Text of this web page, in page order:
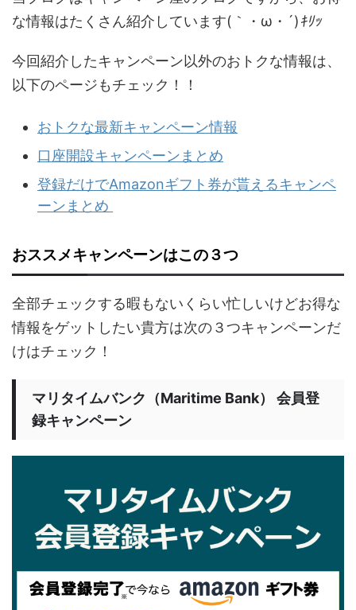
な情報はたくさん紹介しています(｀・ω・´)ｷﾘｯ
今回紹介したキャンペーン以外のおトクな情報は、
以下のページもチェック！！
おトクな最新キャンペーン情報
口座開設キャンペーンまとめ
登録だけでAmazonギフト券が貰えるキャンペ
ーンまとめ
おススメキャンペーンはこの３つ
全部チェックする暇もないくらい忙しいけどお得な
情報をゲットしたい貴方は次の３つキャンペーンだ
けはチェック！
マリタイムバンク（Maritime Bank） 会員登
録キャンペーン